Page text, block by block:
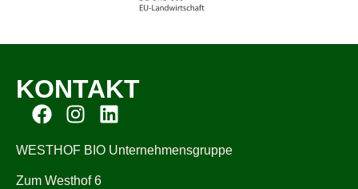
KONTAKT
WESTHOF BIO Unternehmensgruppe
Zum Westhof 6